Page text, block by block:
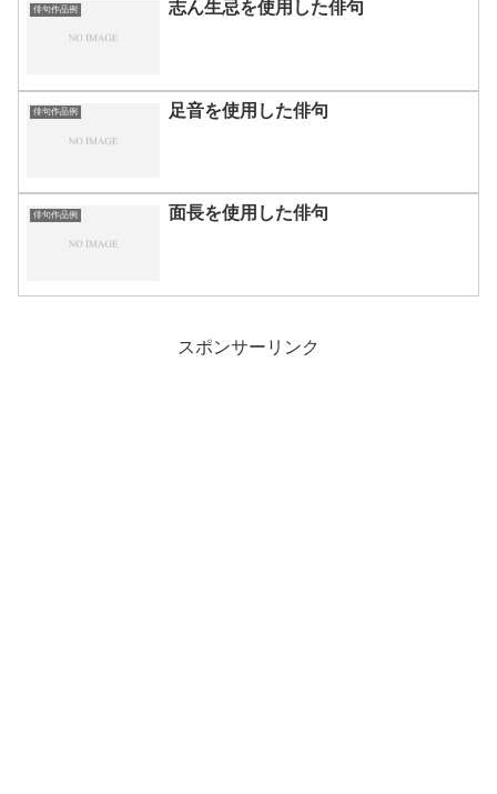
俳句作品例 志ん生忌を使用した俳句
俳句作品例 足音を使用した俳句
俳句作品例 面長を使用した俳句
スポンサーリンク